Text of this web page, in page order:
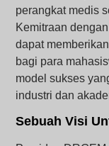
perangkat medis
Kemitraan
dapat
bagi para
model sukses
industri dan
Sebuah Visi